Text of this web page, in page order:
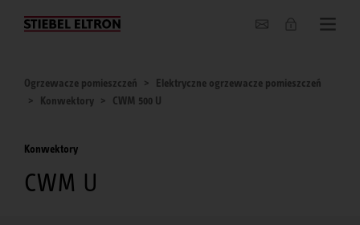
O nas
Ogrzewacze pomieszczeń
Elektryczne ogrzewacze pomieszczeń
Konwektory
CWM 500 U
Konwektory
CWM U